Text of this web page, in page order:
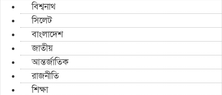
বিশ্বনাথ
সিলেট
বাংলাদেশ
জাতীয়
আন্তর্জাতিক
রাজনীতি
শিক্ষা